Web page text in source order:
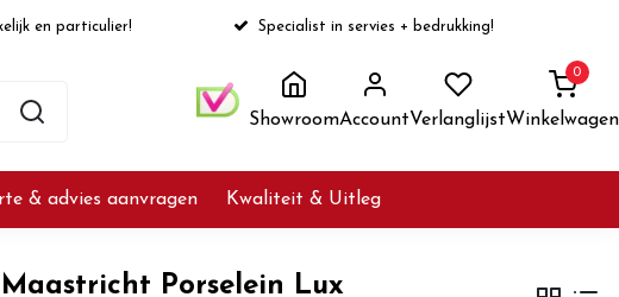
en particulier! Specialist in servies + bedrukking!
ShowroomAccountVerlanglijst
0
Winkelwagen
& advies aanvragen Kwaliteit & Uitleg
Porselein Lux